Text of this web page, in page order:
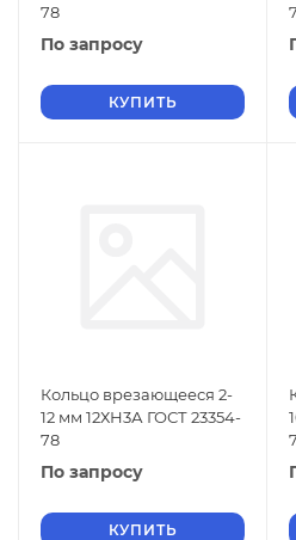
78
По запросу
КУПИТЬ
Кольцо врезающееся 2-
12 мм 12ХН3А ГОСТ 23354-
78
По запросу
КУПИТЬ